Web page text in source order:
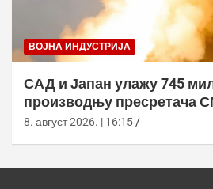
ВОЈНА ИНДУСТРИЈА
САД и Јапан улажу 745
производњу пресретача
8. август 2026. | 16:15